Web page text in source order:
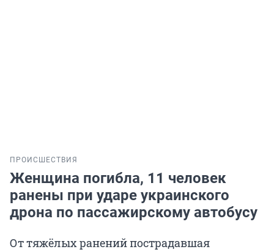
ПРОИСШЕСТВИЯ
Женщина погибла, 11 человек
ранены при ударе украинского
дрона по пассажирскому автобусу
От тяжёлых ранений пострадавшая